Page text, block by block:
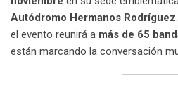
Autódromo Hermanos Rodríguez
el evento reunirá a más de 65
están marcando la conversación